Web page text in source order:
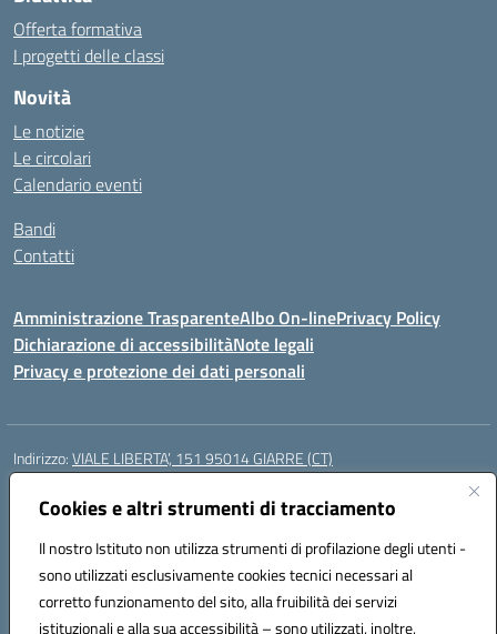
Cookies e altri strumenti di tracciamento
Il nostro Istituto non utilizza strumenti di profilazione degli utenti -
sono utilizzati esclusivamente cookies tecnici necessari al
corretto funzionamento del sito, alla fruibilità dei servizi
istituzionali e alla sua accessibilità – sono utilizzati, inoltre,
Offerta formativa
I progetti delle classi
Novità
Le notizie
Le circolari
Calendario eventi
Bandi
Contatti
Amministrazione TrasparenteAlbo On-linePrivacy Policy
Dichiarazione di accessibilitàNote legali
Privacy e protezione dei dati personali
Indirizzo:VIALE LIBERTA’, 151 95014 GIARRE (CT)
Centralino:
Posta elettronica certificata (PEC):ctmm151004@pec.istruzione.it
Codice fiscale: 92032760875
Codice meccanografico:CTMM151004
Codice Indice delle Pubbliche Amministrazioni (IPA): cpiacd
Codice unico di fatturazione (CUF): UF783Q